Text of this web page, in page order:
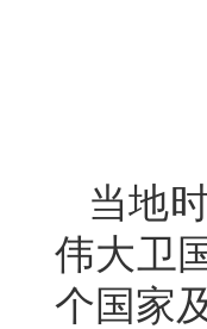
当地
伟大卫
个国家